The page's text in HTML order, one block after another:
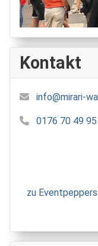
Kontakt
info@mirari-
0176 70 49 95
zu Eventpeppers